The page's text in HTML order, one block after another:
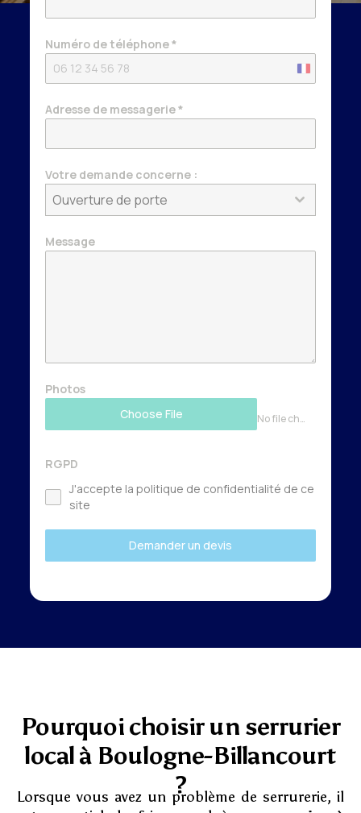
Numéro de téléphone*
France
Adresse de messagerie*
Votre demande concerne :
Ouverture de porte
Message
Photos
Choose File
No file chosen
RGPD
J'accepte la politique de confidentialité de ce
site
Demander un devis
Pourquoi choisir un serrurier
local à Boulogne-Billancourt
?
Lorsque vous avez un problème de serrurerie, il